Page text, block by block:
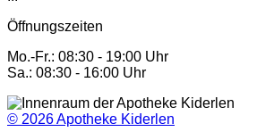
Öffnungszeiten
Mo.-Fr.: 08:30 - 19:00 Uhr
Sa.: 08:30 - 16:00 Uhr
© 2026Apotheke Kiderlen